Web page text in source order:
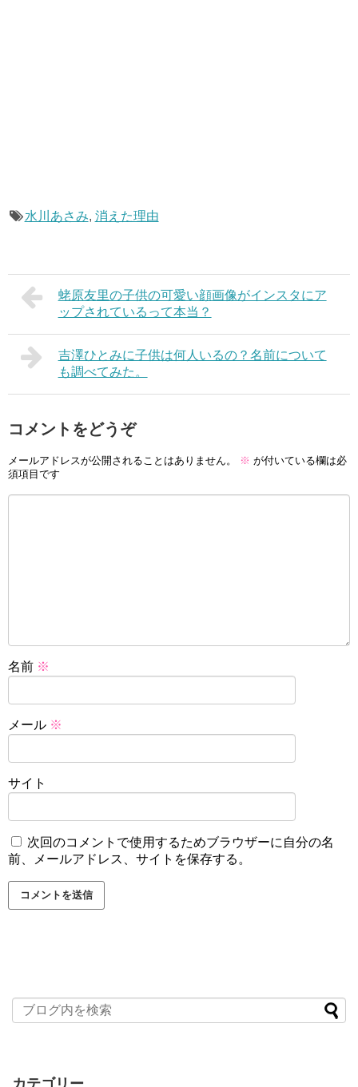
水川あさみ, 消えた理由
蛯原友里の子供の可愛い顔画像がインスタにア
ップされているって本当？
吉澤ひとみに子供は何人いるの？名前について
も調べてみた。
コメントをどうぞ
メールアドレスが公開されることはありません。 ※ が付いている欄は必
須項目です
名前 ※
メール ※
サイト
次回のコメントで使用するためブラウザーに自分の名
前、メールアドレス、サイトを保存する。
カテゴリー